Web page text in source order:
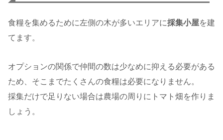
食糧を集めるために左側の木が多いエリアに採集小屋を建
てます。
オプションの関係で仲間の数は少なめに抑える必要がある
ため、そこまでたくさんの食糧は必要になりません。
採集だけで足りない場合は農場の周りにトマト畑を作りま
しょう。